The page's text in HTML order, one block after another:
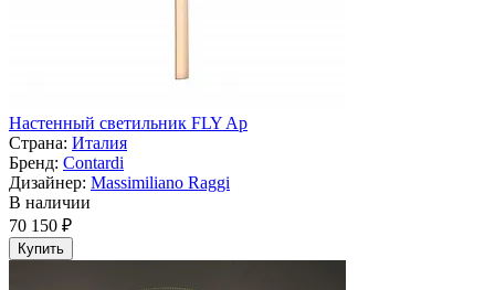
Настенный светильник FLY Ap
Страна: Италия
Бренд: Contardi
Дизайнер: Massimiliano Raggi
В наличии
70 150 ₽
Купить